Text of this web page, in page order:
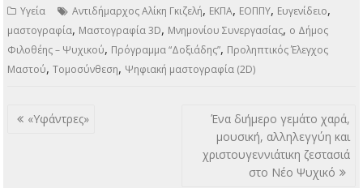
Υγεία Αντιδήμαρχος Αλίκη Γκιζελή, ΕΚΠΑ, ΕΟΠΠΥ, Ευγενίδειο,
μαστογραφία, Μαστογραφία 3D, Μνημονίου Συνεργασίας, ο Δήμος
Φιλοθέης – Ψυχικού, Πρόγραμμα “Δοξιάδης”, Προληπτικός Έλεγχος
Μαστού,Τομοσύνθεση, Ψηφιακή μαστογραφία (2D)
Πλοήγηση
«Υφάντρες»
Ένα διήμερο γεμάτο χαρά,
μουσική, αλληλεγγύη και
χριστουγεννιάτικη ζεστασιά
στο Νέο Ψυχικό